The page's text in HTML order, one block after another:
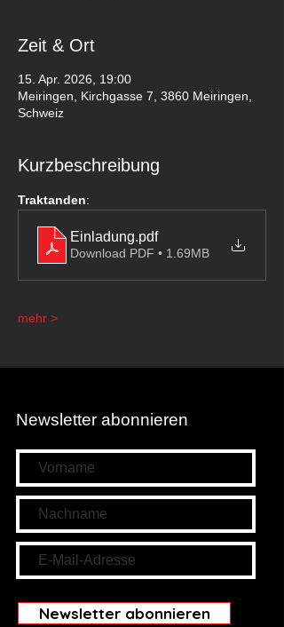
Zeit & Ort
15. Apr. 2026, 19:00
Meiringen, Kirchgasse 7, 3860 Meiringen,
Schweiz
Kurzbeschreibung
Traktanden:
Einladung.pdf
Download PDF • 1.69MB
mehr >
Newsletter abonnieren
Newsletter abonnieren